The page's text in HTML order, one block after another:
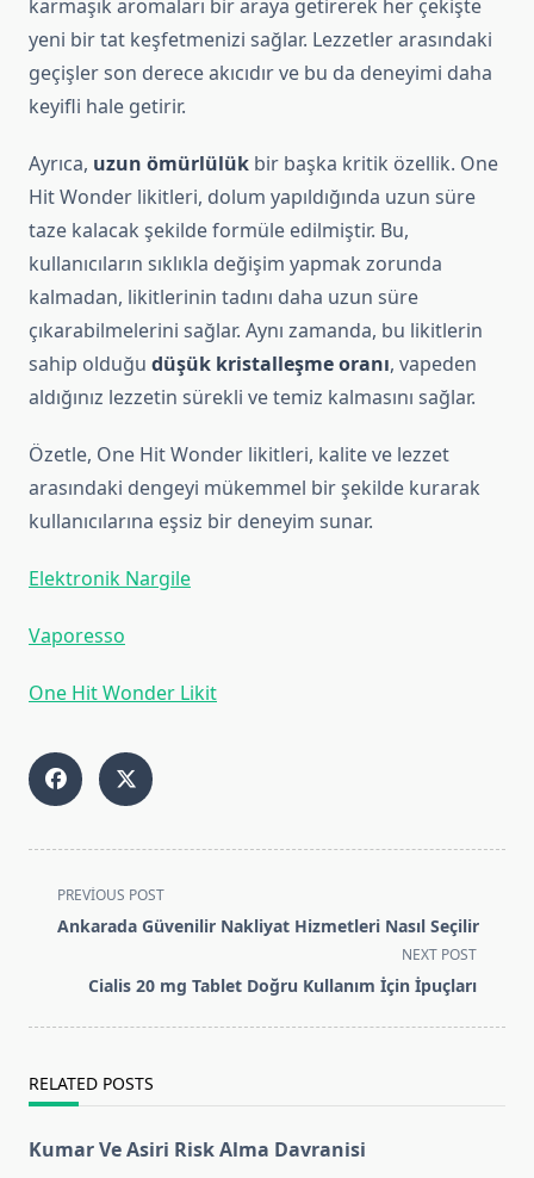
karmaşık aromaları bir araya getirerek her çekişte
yeni bir tat keşfetmenizi sağlar. Lezzetler arasındaki
geçişler son derece akıcıdır ve bu da deneyimi daha
keyifli hale getirir.
Ayrıca, uzun ömürlülük bir başka kritik özellik. One
Hit Wonder likitleri, dolum yapıldığında uzun süre
taze kalacak şekilde formüle edilmiştir. Bu,
kullanıcıların sıklıkla değişim yapmak zorunda
kalmadan, likitlerinin tadını daha uzun süre
çıkarabilmelerini sağlar. Aynı zamanda, bu likitlerin
sahip olduğu düşük kristalleşme oranı, vapeden
aldığınız lezzetin sürekli ve temiz kalmasını sağlar.
Özetle, One Hit Wonder likitleri, kalite ve lezzet
arasındaki dengeyi mükemmel bir şekilde kurarak
kullanıcılarına eşsiz bir deneyim sunar.
Elektronik Nargile
Vaporesso
One Hit Wonder Likit
<span
class="nav-
screen-
text">Page</span>
PREVIOUS POST
Ankarada Güvenilir Nakliyat Hizmetleri Nasıl Seçilir
NEXT POST
Cialis 20 mg Tablet Doğru Kullanım İçin İpuçları
RELATED POSTS
Kumar Ve Asiri Risk Alma Davranisi